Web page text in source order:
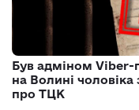
Був адміном Viber-
на Волині
про ТЦК